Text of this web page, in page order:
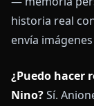
historia real
envía
¿Puedo hacer
Nino?Sí.